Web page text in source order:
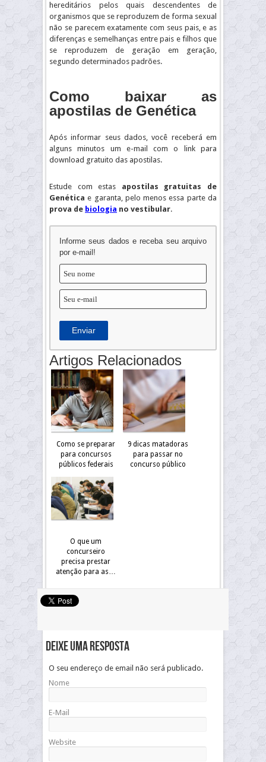
hereditários pelos quais descendentes de
organismos que se reproduzem de forma sexual
não se parecem exatamente com seus pais, e as
diferenças e semelhanças entre pais e filhos que
se reproduzem de geração em geração,
segundo determinados padrões.
Como baixar as
apostilas de Genética
Após informar seus dados, você receberá em
alguns minutos um e-mail com o link para
download gratuito das apostilas.
Estude com estas apostilas gratuitas de
Genética e garanta, pelo menos essa parte da
prova de biologia no vestibular.
Informe seus dados e receba seu arquivo
por e-mail!
Enviar
Artigos Relacionados
Como se preparar
para concursos
públicos federais
9 dicas matadoras
para passar no
concurso público
O que um
concurseiro
precisa prestar
atenção para as…
Deixe uma resposta
O seu endereço de email não será publicado.
Nome
E-Mail
Website